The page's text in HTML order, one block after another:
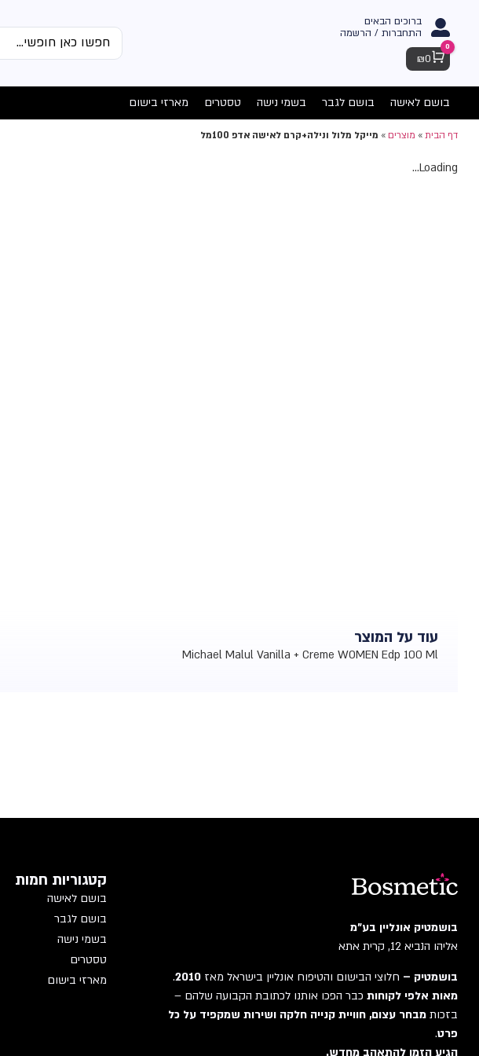
ברוכים הבאים
התחברות / הרשמה
Cart
0
₪0
בושם לאישה בושם לגבר בשמי נישה טסטרים מארזי בישום
דף הבית» מוצרים» מייקל מלול ונילה+קרם לאישה אדפ 100מל
Loading...
עוד על המוצר
Michael Malul Vanilla + Creme WOMEN Edp 100 Ml
בושמטיק אונליין בע"מ
אליהו הנביא 12, קרית אתא
בושמטיק – חלוצי הבישום והטיפוח אונליין בישראל מאז 2010
.
מאות אלפי לקוחות כבר הפכו אותנו לכתובת הקבועה שלהם –
בזכות מבחר עצום, חוויית קנייה חלקה ושירות שמקפיד על כל
פרט.
הגיע הזמן להתאהב מחדש.
קטגוריות חמות
בושם לאישה
בושם לגבר
בשמי נישה
טסטרים
מארזי בישום